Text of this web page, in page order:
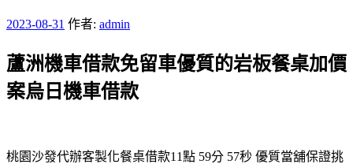
發
於
2023-08-31 作者: admin
蘆洲機車借款免留車優質的岩板餐桌加價
案烏日機車借款
桃園沙發代辦客製化餐桌借款11點 59分 57秒 優質當舖保證挑